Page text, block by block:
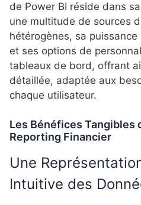
de Power BI réside dans
une multitude de sources
hétérogènes, sa
et ses options de
tableaux de bord, offrant
détaillée, adaptée aux
chaque utilisateur.
Les Bénéfices Tangibles
Reporting Financier
Une
Intuitive des